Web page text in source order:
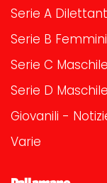
Serie A
Serie B
Serie C Maschile
Serie D Maschile
Giovanili -
Varie